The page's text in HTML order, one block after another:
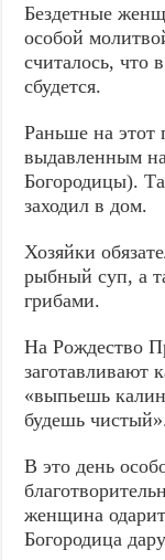
Бездетные
особой
считалось, что
сбудется.
Раньше на этот
выдавленным
Богородицы).
заходил в дом.
Хозяйки
рыбный суп, а
грибами.
На Рождество
заготавливают
«выпьешь
будешь
В это день
женщина
Богородица